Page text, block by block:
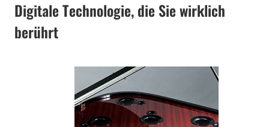
Digitale Technologie, die Sie wirklich
berührt